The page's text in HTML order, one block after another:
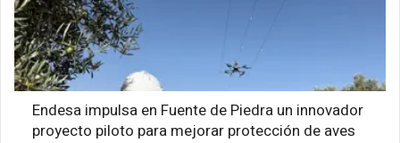
Endesa impulsa en Fuente de Piedra un innovador
proyecto piloto para mejorar protección de aves